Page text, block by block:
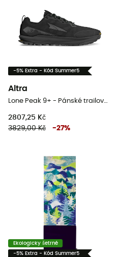
-5% Extra - Kód Summer5
Altra
Lone Peak 9+ - Pánské trailové běžecké boty
2807,25 Kč
3829,00 Kč
-27%
Ekologicky šetrné
-5% Extra - Kód Summer5